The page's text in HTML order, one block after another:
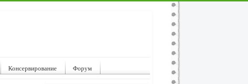
Консервирование Форум